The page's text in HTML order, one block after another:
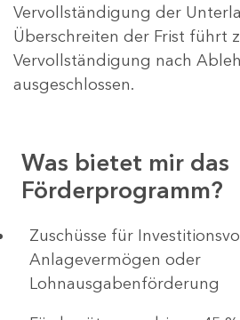
Vervollständigung der
Überschreiten der Frist führt
Vervollständigung nach
ausgeschlossen.
Was bietet mir das
Förderprogramm?
​​​​​​Zuschüsse für
Anlagevermögen oder
Lohnausgabenförderung